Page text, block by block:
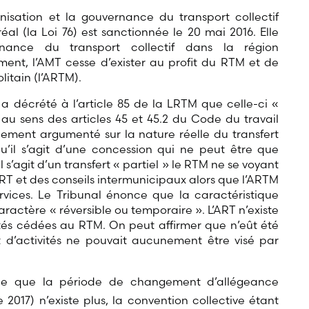
et la gouvernance du transport collectif
(la Loi 76) est sanctionnée le 20 mai 2016. Elle
du transport collectif dans la région
l’AMT cesse d’exister au profit du RTM et de
(l’ARTM).
décrété à l’article 85 de la LRTM que celle-ci «
sens des articles 45 et 45.2 du Code du travail
argumenté sur la nature réelle du transfert
s’agit d’une concession qui ne peut être que
d’un transfert « partiel » le RTM ne se voyant
et des conseils intermunicipaux alors que l’ARTM
Le Tribunal énonce que la caractéristique
« réversible ou temporaire ». L’ART n’existe
cédées au RTM. On peut affirmer que n’eût été
d’activités ne pouvait aucunement être visé par
que la période de changement d’allégeance
n’existe plus, la convention collective étant